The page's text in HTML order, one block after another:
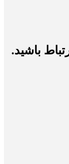
باشید.